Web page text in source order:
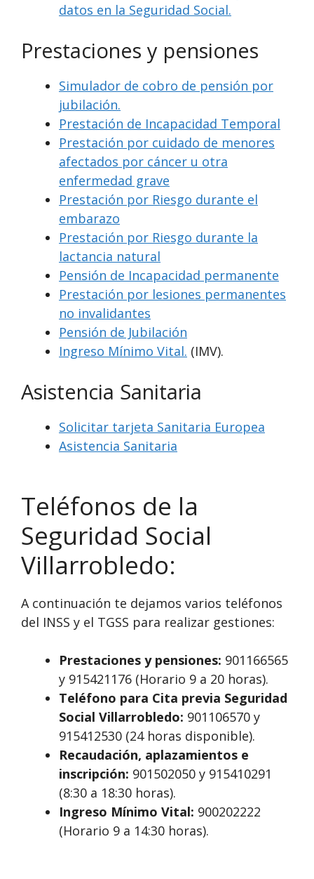
datos en la Seguridad Social.
Prestaciones y pensiones
Simulador de cobro de pensión por
jubilación.
Prestación de Incapacidad Temporal
Prestación por cuidado de menores
afectados por cáncer u otra
enfermedad grave
Prestación por Riesgo durante el
embarazo
Prestación por Riesgo durante la
lactancia natural
Pensión de Incapacidad permanente
Prestación por lesiones permanentes
no invalidantes
Pensión de Jubilación
Ingreso Mínimo Vital. (IMV).
Asistencia Sanitaria
Solicitar tarjeta Sanitaria Europea
Asistencia Sanitaria
Teléfonos de la
Seguridad Social
Villarrobledo:
A continuación te dejamos varios teléfonos
del INSS y el TGSS para realizar gestiones:
Prestaciones y pensiones: 901166565
y 915421176 (Horario 9 a 20 horas).
Teléfono para Cita previa Seguridad
Social Villarrobledo: 901106570 y
915412530 (24 horas disponible).
Recaudación, aplazamientos e
inscripción: 901502050 y 915410291
(8:30 a 18:30 horas).
Ingreso Mínimo Vital: 900202222
(Horario 9 a 14:30 horas).